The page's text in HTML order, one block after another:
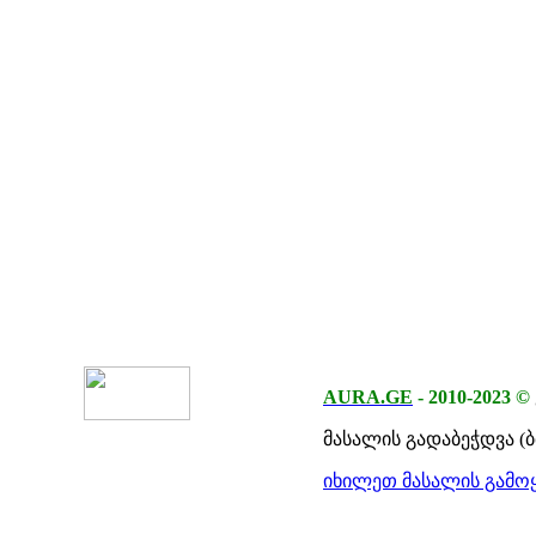
AURA.GE - 2010-2023 ©
მასალის გადაბეჭდვა
იხილეთ მასალის